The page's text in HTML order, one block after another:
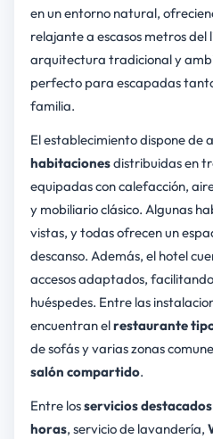
en un entorno natural,
relajante a escasos metros
arquitectura tradicional y
perfecto para escapadas
familia.
El establecimiento dispone de
habitacionesdistribuidas en
equipadas con calefacción,
y mobiliario clásico. Algunas
vistas, y todas ofrecen un
descanso. Además, el hotel
accesos adaptados,
huéspedes. Entre las
encuentran elrestaurante
de sofás y varias zonas
salón compartido.
Entre losservicios destacados
horas, servicio de lavandería,